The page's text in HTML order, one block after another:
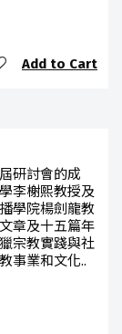
Add to Cart
研討會的成
李榭熙教授及
學院楊劍龍教
章及十五篇年
宗教實踐與社
事業和文化..